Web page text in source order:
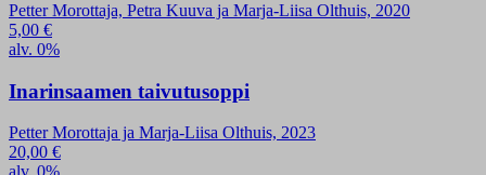
Petter Morottaja, Petra Kuuva ja Marja-Liisa Olthuis, 2020
5,00 €
alv. 0%
Inarinsaamen taivutusoppi
Petter Morottaja ja Marja-Liisa Olthuis, 2023
20,00 €